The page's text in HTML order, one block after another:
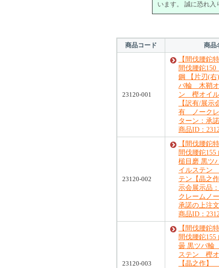
います。 誠に恐れ
商品コード 商品
23120-001
【間伐腰
間伐腰鉈150
鋼 【片刃(
バ輪 木鞘
ン 樫オイ
【訳有/展示
有 ノークレ
ターン：承
商品ID：
23120-002
【間伐腰
間伐腰鉈155
槌目磨 黒ツ
イルステン
テン【晶之
示会展示品
クレームノ
承諾の上注
商品ID：
23120-003
【間伐腰
間伐腰鉈155
曇 黒ツバ輪
ステン 樫
【晶之作】